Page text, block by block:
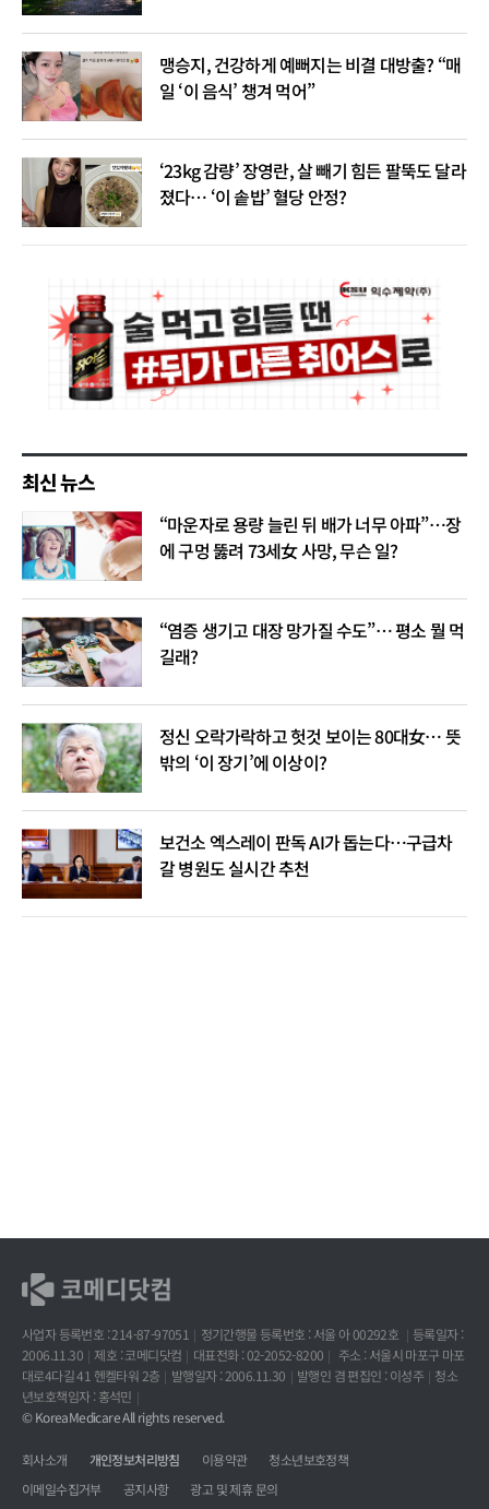
맹승지, 건강하게 예뻐지는 비결 대방출? “매
일 ‘이 음식’ 챙겨 먹어”
‘23kg 감량’ 장영란, 살 빼기 힘든 팔뚝도 달라
졌다… ‘이 솥밥’ 혈당 안정?
최신 뉴스
“마운자로 용량 늘린 뒤 배가 너무 아파”…장
에 구멍 뚫려 73세女 사망, 무슨 일?
“염증 생기고 대장 망가질 수도”… 평소 뭘 먹
길래?
정신 오락가락하고 헛것 보이는 80대女… 뜻
밖의 ‘이 장기’에 이상이?
보건소 엑스레이 판독 AI가 돕는다…구급차
갈 병원도 실시간 추천
사업자 등록번호 : 214-87-97051 정기간행물 등록번호 : 서울 아 00292호
등록일자 :
2006.11.30
제호 : 코메디닷컴 대표전화 : 02-2052-8200
주소 : 서울시 마포구 마포
대로4다길 41 헨켈타워 2층
발행일자 : 2006.11.30 발행인 겸 편집인 : 이성주
청소
년보호책임자 : 홍석민
© KoreaMedicare All rights reserved.
회사소개 개인정보처리방침 이용약관
청소년보호정책
이메일수집거부
공지사항 광고 및 제휴 문의